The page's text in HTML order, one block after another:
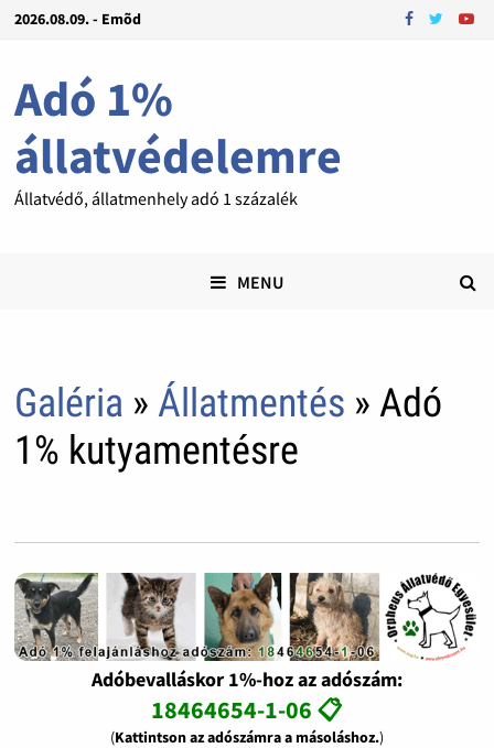
2026.08.09. - Emõd
Adó 1%
állatvédelemre
Állatvédő, állatmenhely adó 1 százalék
MENU
Galéria » Állatmentés » Adó
1% kutyamentésre
Adóbevalláskor 1%-hoz az adószám:
18464654-1-06 📋
(Kattintson az adószámra a másoláshoz.)